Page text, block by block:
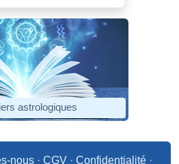
astrologiques
nous · CGV · Confidentialité ·